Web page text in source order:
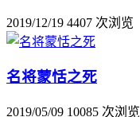
2019/12/19 4407 次浏览
名将蒙恬之死
2019/05/09 10085 次浏览